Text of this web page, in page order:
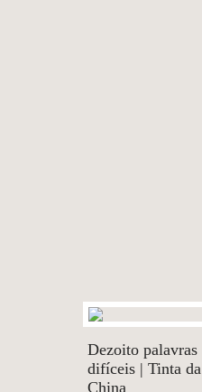
Dezoito palavras
difíceis | Tinta da
China